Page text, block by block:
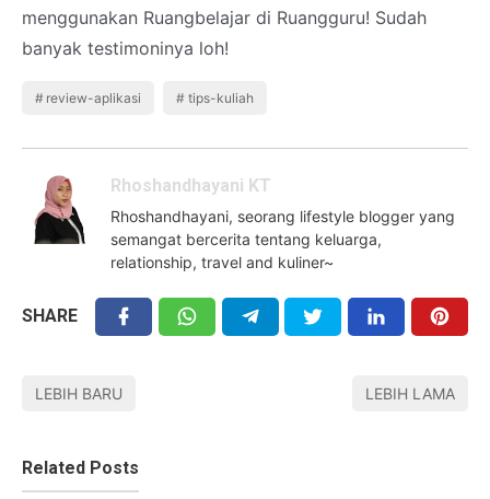
menggunakan Ruangbelajar di Ruangguru! Sudah
banyak testimoninya loh!
review-aplikasi tips-kuliah
Rhoshandhayani KT
Rhoshandhayani, seorang lifestyle blogger yang
semangat bercerita tentang keluarga,
relationship, travel and kuliner~
SHARE
LEBIH BARU LEBIH LAMA
Related Posts